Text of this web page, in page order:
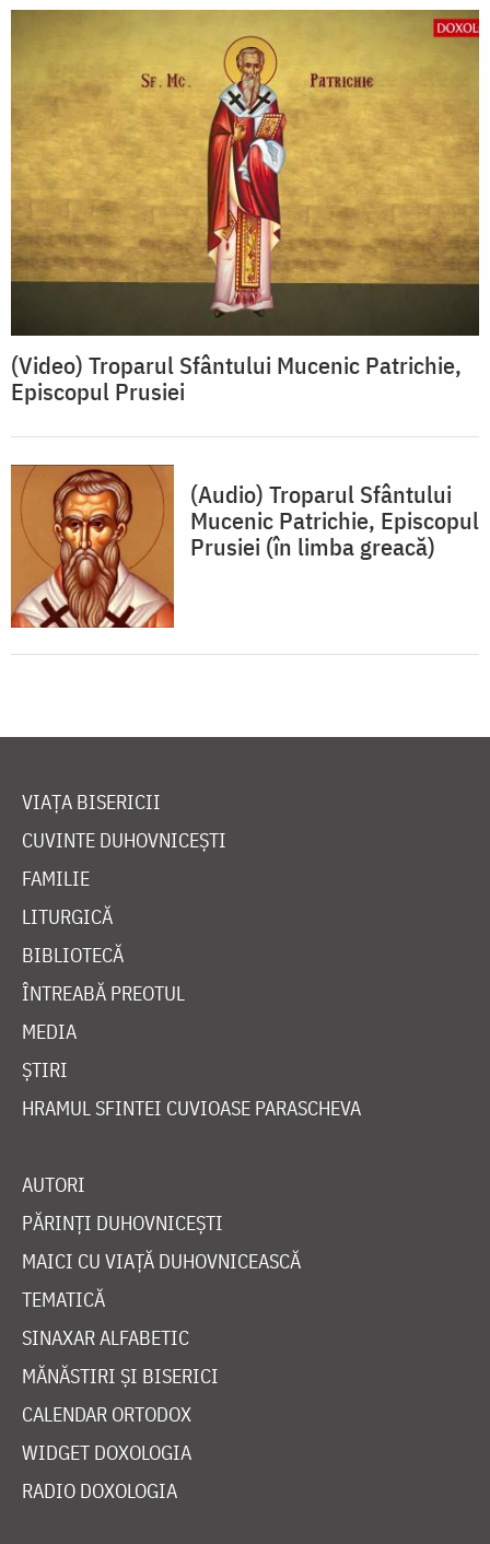
(Video) Troparul Sfântului Mucenic Patrichie,
Episcopul Prusiei
(Audio) Troparul Sfântului
Mucenic Patrichie, Episcopul
Prusiei (în limba greacă)
VIAȚA BISERICII
CUVINTE DUHOVNICEȘTI
FAMILIE
LITURGICĂ
BIBLIOTECĂ
ÎNTREABĂ PREOTUL
MEDIA
ȘTIRI
HRAMUL SFINTEI CUVIOASE PARASCHEVA
AUTORI
PĂRINȚI DUHOVNICEȘTI
MAICI CU VIAȚĂ DUHOVNICEASCĂ
TEMATICĂ
SINAXAR ALFABETIC
MĂNĂSTIRI ȘI BISERICI
CALENDAR ORTODOX
WIDGET DOXOLOGIA
RADIO DOXOLOGIA